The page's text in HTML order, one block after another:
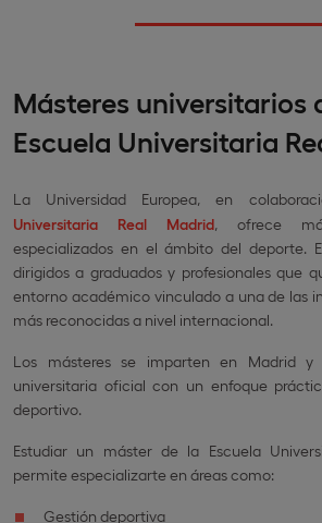
Másteres universitarios
Escuela Universitaria
La Universidad Europea, en
Universitaria Real Madrid, ofrece
especializados en el ámbito del deporte.
dirigidos a graduados y profesionales que
entorno académico vinculado a una de las
más reconocidas a nivel internacional.
Los másteres se imparten en Madrid y
universitaria oficial con un enfoque
deportivo.
Estudiar un máster de la Escuela
permite especializarte en áreas como:
Gestión deportiva